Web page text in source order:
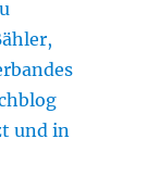
und in